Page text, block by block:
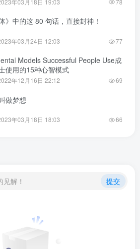
》中的这 80 句话，直接封神！
年03月24日 12:03 77
Models Successful People Use成
使用的15种心智模式
年12月16日 22:12 69
做梦想
年03月18日 18:03 66
解！ 提交